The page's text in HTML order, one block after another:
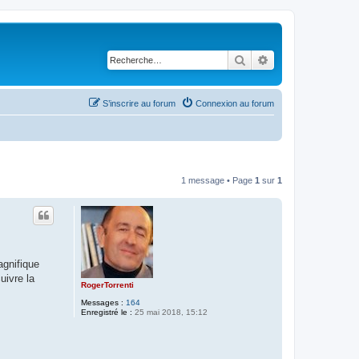
Rechercher
Connexion au forum
S’inscrire au forum
1 message • Page 1 sur 1
RogerTorrenti
Messages : 164
Enregistré le : 25 mai 2018, 15:12
la